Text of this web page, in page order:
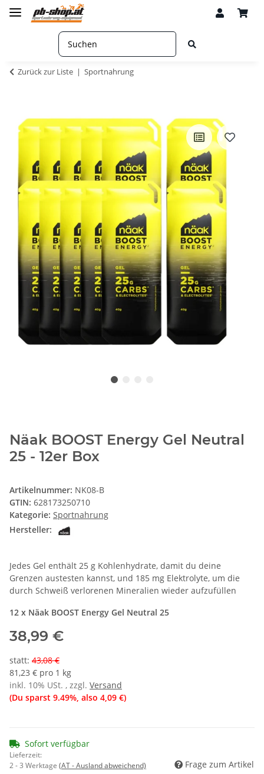
Zurück zur Liste Sportnahrung
Näak BOOST Energy Gel Neutral
25 - 12er Box
Artikelnummer: NK08-B
GTIN: 628173250710
Kategorie: Sportnahrung
Hersteller:
Jedes Gel enthält 25 g Kohlenhydrate, damit du deine
Grenzen austesten kannst, und 185 mg Elektrolyte, um die
durch Schweiß verlorenen Mineralien wieder aufzufüllen
12 x Näak BOOST Energy Gel Neutral 25
38,99 €
statt: 43,08 €
81,23 € pro 1 kg
inkl. 10% USt. , zzgl. Versand
(Du sparst 9.49% , also 4,09 €)
Sofort verfügbar
Lieferzeit:
2 - 3 Werktage (AT - Ausland abweichend) Frage zum Artikel